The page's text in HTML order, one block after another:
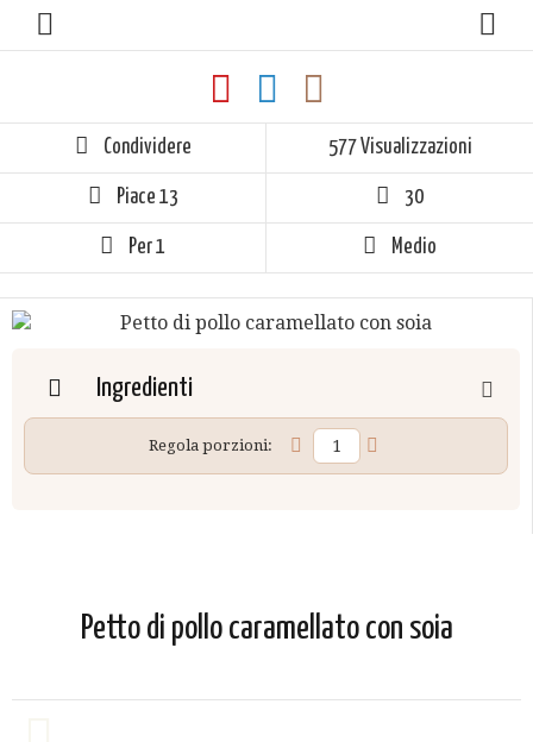
Condividere 577 Visualizzazioni
Piace 13 30
Per 1 Medio
Ingredienti
Regola porzioni:
Petto di pollo caramellato con soia